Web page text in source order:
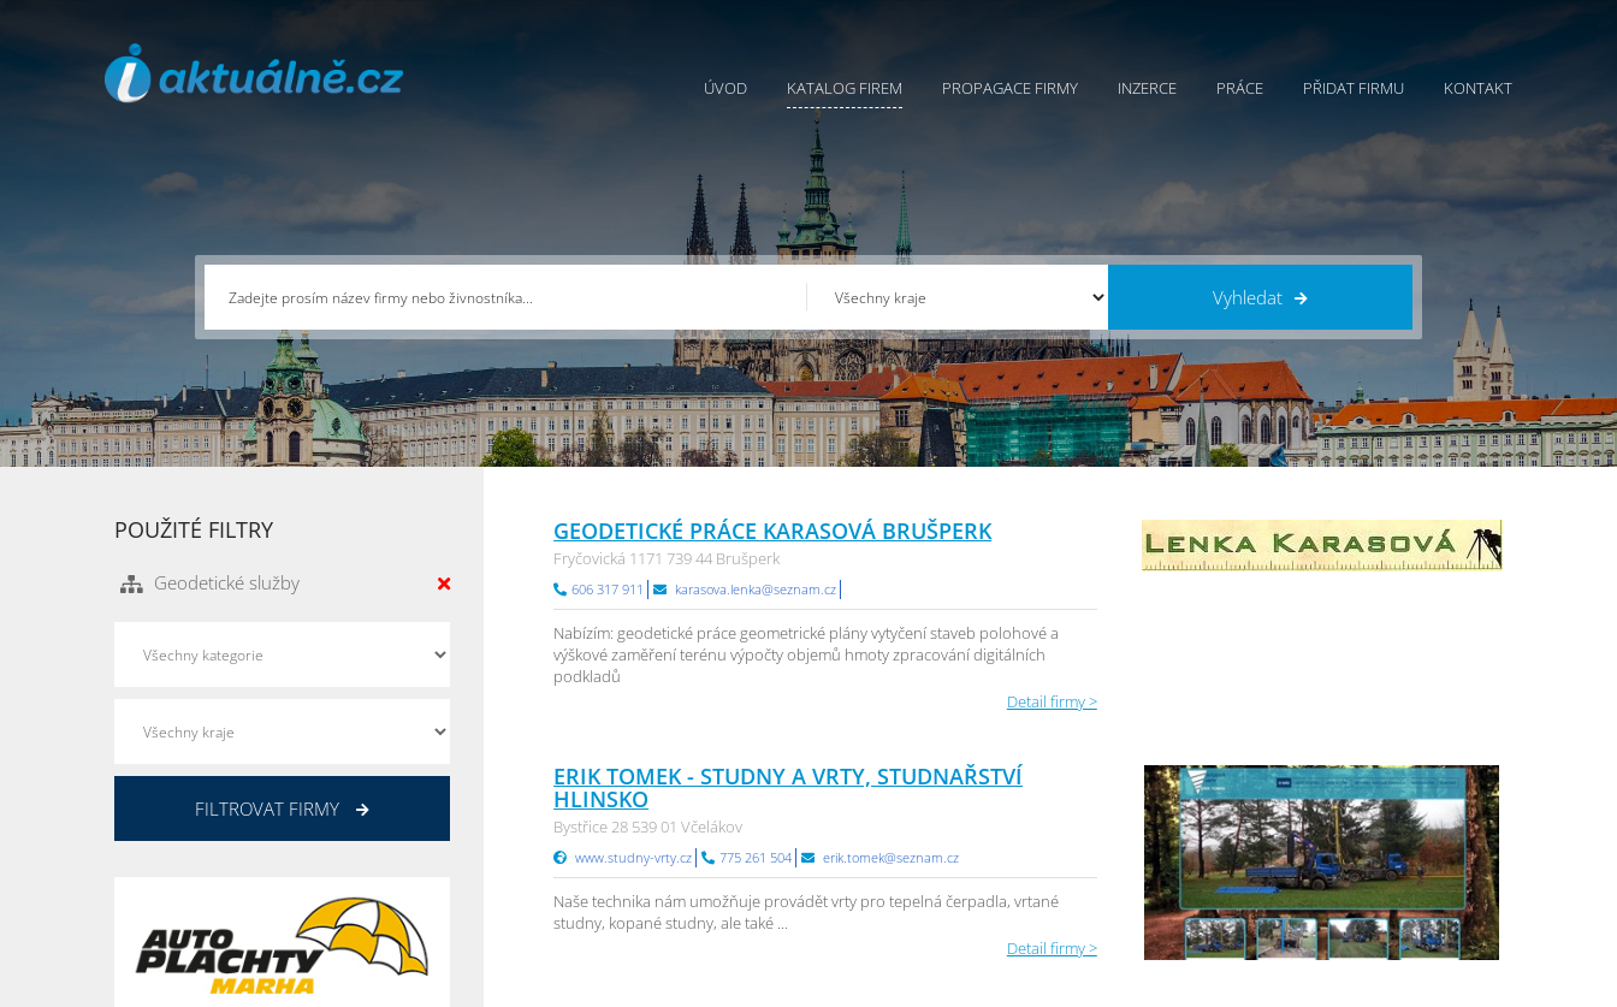
ÚVOD KATALOG FIREM PROPAGACE FIRMY INZERCE PRÁCE PŘIDAT FIRMU KONTAKT
Vyhledat
GEODETICKÉ PRÁCE KARASOVÁ BRUŠPERK
Fryčovická 1171 739 44 Brušperk
606 317 911 karasova.lenka@seznam.cz
Nabízím: geodetické práce geometrické plány vytyčení staveb polohové a
výškové zaměření terénu výpočty objemů hmoty zpracování digitálních
podkladů
Detail firmy >
ERIK TOMEK - STUDNY A VRTY, STUDNAŘSTVÍ
HLINSKO
Bystřice 28 539 01 Včelákov
www.studny-vrty.cz 775 261 504 erik.tomek@seznam.cz
Naše technika nám umožňuje provádět vrty pro tepelná čerpadla, vrtané
studny, kopané studny, ale také ...
Detail firmy >
POUŽITÉ FILTRY
Geodetické služby
FILTROVAT FIRMY